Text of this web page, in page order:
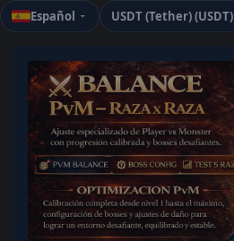
Español USDT (Tether) (USDT)